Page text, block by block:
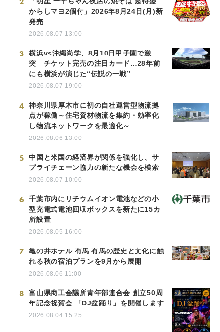
からしマヨ2個付」2026年8月24日(月)新
発売
2026.08.07 13:00
3
横浜vs沖縄尚学、8月10日甲子園で激
突 チケット完売の注目カード…28年前
にも横浜が演じた“伝説の一戦”
2026.08.07 19:00
4
神奈川県厚木市に初の自社運営型物流拠
点が稼働～住宅資材物流を集約・効率化
し物流ネットワークを最適化～
2026.08.06 13:00
5
中国と米国の経済界が関係を強化し、サ
プライチェーン協力の新たな機会を模索
2026.08.07 10:00
6
千葉市内にリチウムイオン電池などの小
型充電式電池回収ボックスを新たに15カ
所設置
2026.08.05 16:00
7
亀の井ホテル 有馬 有馬の歴史と文化に触
れる秋の宿泊プランを9月から展開
2026.08.06 11:00
8
富山県商工会議所青年部連合会 創立50周
年記念祝賀会 「DJ盆踊り」を開催します
2026.08.04 15:25